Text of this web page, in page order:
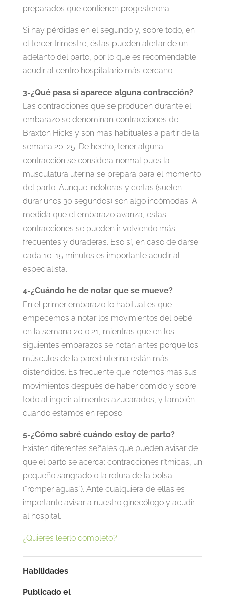
preparados que contienen progesterona.
Si hay pérdidas en el segundo y, sobre todo, en
el tercer trimestre, éstas pueden alertar de un
adelanto del parto, por lo que es recomendable
acudir al centro hospitalario más cercano.
3-¿Qué pasa si aparece alguna contracción?
Las contracciones que se producen durante el
embarazo se denominan contracciones de
Braxton Hicks y son más habituales a partir de la
semana 20-25. De hecho, tener alguna
contracción se considera normal pues la
musculatura uterina se prepara para el momento
del parto. Aunque indoloras y cortas (suelen
durar unos 30 segundos) son algo incómodas. A
medida que el embarazo avanza, estas
contracciones se pueden ir volviendo más
frecuentes y duraderas. Eso sí, en caso de darse
cada 10-15 minutos es importante acudir al
especialista.
4-¿Cuándo he de notar que se mueve?
En el primer embarazo lo habitual es que
empecemos a notar los movimientos del bebé
en la semana 20 o 21, mientras que en los
siguientes embarazos se notan antes porque los
músculos de la pared uterina están más
distendidos. Es frecuente que notemos más sus
movimientos después de haber comido y sobre
todo al ingerir alimentos azucarados, y también
cuando estamos en reposo.
5-¿Cómo sabré cuándo estoy de parto?
Existen diferentes señales que pueden avisar de
que el parto se acerca: contracciones rítmicas, un
pequeño sangrado o la rotura de la bolsa
(“romper aguas”). Ante cualquiera de ellas es
importante avisar a nuestro ginecólogo y acudir
al hospital.
¿Quieres leerlo completo?
Habilidades
Publicado el